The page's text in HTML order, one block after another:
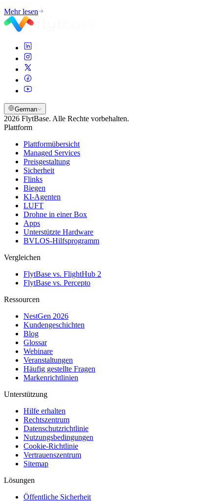
Mehr lesen
German
2026 FlytBase. Alle Rechte vorbehalten.
Plattform
Plattformübersicht
Managed Services
Preisgestaltung
Sicherheit
Flinks
Biegen
KI-Agenten
LUFT
Drohne in einer Box
Apps
Unterstützte Hardware
BVLOS-Hilfsprogramm
Vergleichen
FlytBase vs. FlightHub 2
FlytBase vs. Percepto
Ressourcen
NestGen 2026
Kundengeschichten
Blog
Glossar
Webinare
Veranstaltungen
Häufig gestellte Fragen
Markenrichtlinien
Unterstützung
Hilfe erhalten
Rechtszentrum
Datenschutzrichtlinie
Nutzungsbedingungen
Cookie-Richtlinie
Vertrauenszentrum
Sitemap
Lösungen
Öffentliche Sicherheit